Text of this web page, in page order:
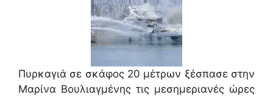
Πυρκαγιά σε σκάφος 20 μέτρων ξέσπασε στην
Μαρίνα Βουλιαγμένης τις μεσημεριανές ώρες